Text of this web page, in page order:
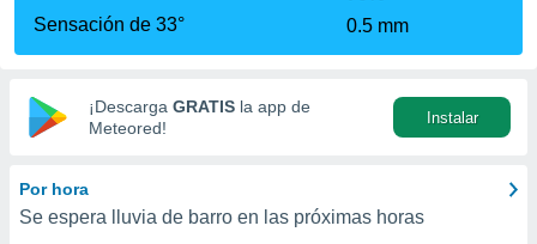
calidad.
a este
las
y
digital
basada
Sensación de 33°
0.5 mm
¡Descarga GRATIS la app de
Meteored!
Instalar
Por hora
Se espera lluvia de barro en las próximas horas